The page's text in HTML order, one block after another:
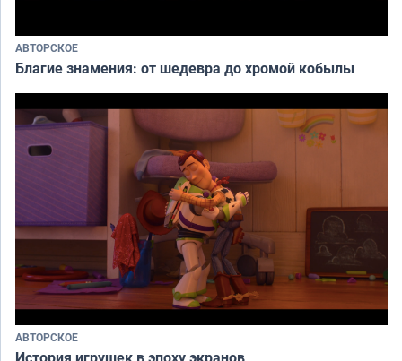
АВТОРСКОЕ
Благие знамения: от шедевра до хромой кобылы
АВТОРСКОЕ